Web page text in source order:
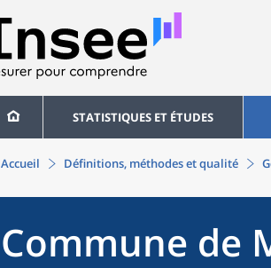
STATISTIQUES ET ÉTUDES
Accueil Définitions, méthodes et qualité
Commune de